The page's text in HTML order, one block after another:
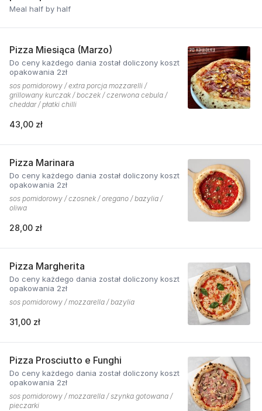
Meal half by half
Pizza Miesiąca (Marzo)
Do ceny każdego dania został doliczony koszt
opakowania 2zł
sos pomidorowy / extra porcja mozzarelli /
grillowany kurczak / boczek / czerwona cebula /
cheddar / płatki chilli
43,00 zł
Pizza Marinara
Do ceny każdego dania został doliczony koszt
opakowania 2zł
sos pomidorowy / czosnek / oregano / bazylia /
oliwa
28,00 zł
Pizza Margherita
Do ceny każdego dania został doliczony koszt
opakowania 2zł
sos pomidorowy / mozzarella / bazylia
31,00 zł
Pizza Prosciutto e Funghi
Do ceny każdego dania został doliczony koszt
opakowania 2zł
sos pomidorowy / mozzarella / szynka gotowana /
pieczarki